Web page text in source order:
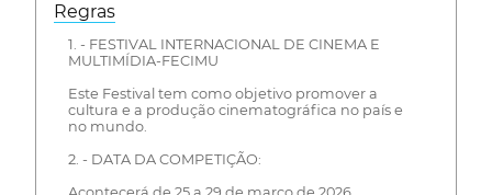
Regras
1. - FESTIVAL INTERNACIONAL DE CINEMA E
MULTIMÍDIA-FECIMU
Este Festival tem como objetivo promover a
cultura e a produção cinematográfica no país e
no mundo.
2. - DATA DA COMPETIÇÃO: